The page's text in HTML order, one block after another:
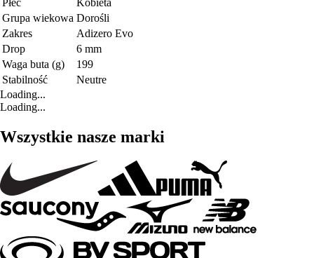
Grupa wiekowa Dorośli
Zakres
Adizero Evo
Drop
6 mm
Waga buta (g)
199
Stabilność
Neutre
Loading...
Loading...
Wszystkie nasze marki